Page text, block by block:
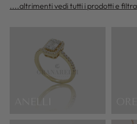
....altrimenti vedi tutti i prodotti e filtra
ANELLI